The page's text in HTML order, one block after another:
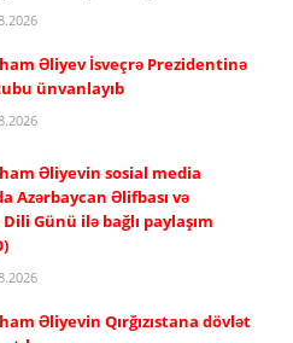
Əliyev İsveçrə Prezidentinə
ünvanlayıb
Əliyevin sosial media
Azərbaycan Əlifbası və
Günü ilə bağlı paylaşım
Əliyevin Qırğızıstana dövlət